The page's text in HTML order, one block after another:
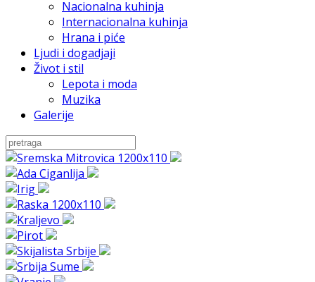
Nacionalna kuhinja
Internacionalna kuhinja
Hrana i piće
Ljudi i dogadjaji
Život i stil
Lepota i moda
Muzika
Galerije